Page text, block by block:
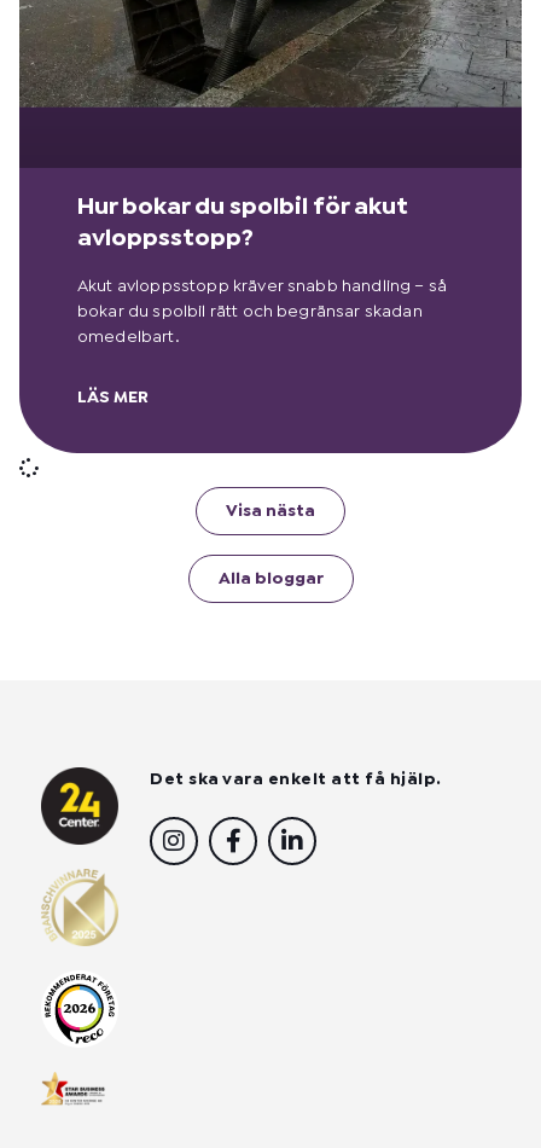
Hur bokar du spolbil för akut
avloppsstopp?
Akut avloppsstopp kräver snabb handling – så
bokar du spolbil rätt och begränsar skadan
omedelbart.
LÄS MER
Visa nästa
Alla bloggar
Det ska vara enkelt att få hjälp.
I
n
F
a
L
i